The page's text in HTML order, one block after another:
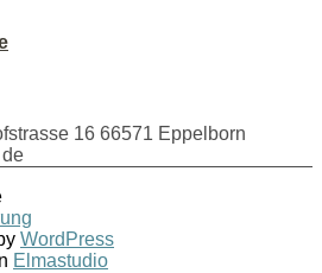
16 66571 Eppelborn
WordPress
Elmastudio